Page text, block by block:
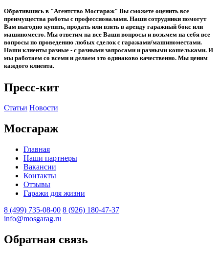
Обратившись в "Агентство Мосгараж" Вы сможете оценить все
преимущества работы с профессионалами. Наши сотрудники помогут
Вам выгодно купить, продать или взять в аренду гаражный бокс или
машиноместо. Мы ответим на все Ваши вопросы и возьмем на себя все
вопросы по проведению любых сделок с гаражами/машиноместами.
Наши клиенты разные - с разными запросами и разными кошельками. И
мы работаем со всеми и делаем это одинаково качественно. Мы ценим
каждого клиента.
Пресс-кит
Статьи Новости
Мосгараж
Главная
Наши партнеры
Вакансии
Контакты
Отзывы
Гаражи для жизни
8 (499) 735-08-00 8 (926) 180-47-37
info@mosgarag.ru
Обратная связь